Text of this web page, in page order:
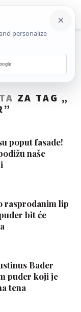
ZA TAG „
”
poput fasade!
naše
rasprodanim lip
bit će
Bader
puder koji je
tena